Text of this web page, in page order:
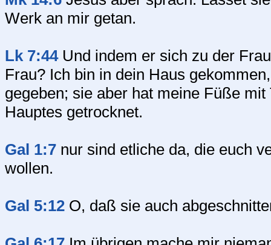
Werk an mir getan.
Lk 7:44Und indem er sich zu der
Frau? Ich bin in dein Haus
gegeben; sie aber hat meine Füße
Hauptes getrocknet.
Gal 1:7 nur sind etliche da, die euch
wollen.
Gal 5:12 O, daß sie auch